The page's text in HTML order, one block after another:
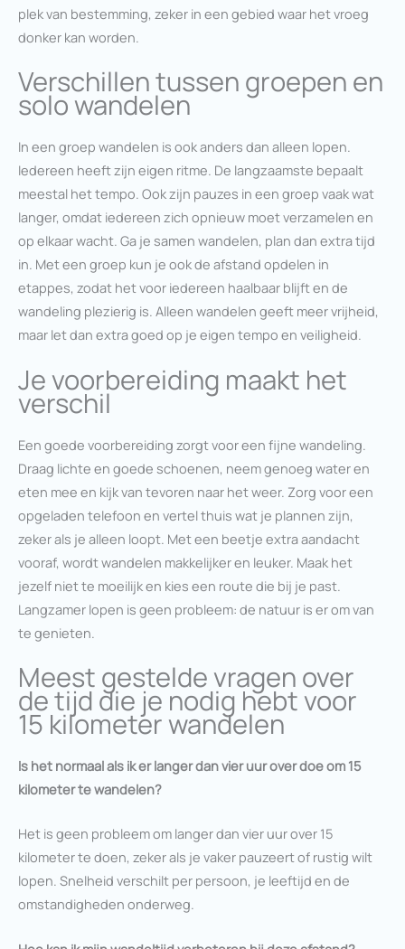
plek van bestemming, zeker in een gebied waar het vroeg
donker kan worden.
Verschillen tussen groepen en
solo wandelen
In een groep wandelen is ook anders dan alleen lopen.
Iedereen heeft zijn eigen ritme. De langzaamste bepaalt
meestal het tempo. Ook zijn pauzes in een groep vaak wat
langer, omdat iedereen zich opnieuw moet verzamelen en
op elkaar wacht. Ga je samen wandelen, plan dan extra tijd
in. Met een groep kun je ook de afstand opdelen in
etappes, zodat het voor iedereen haalbaar blijft en de
wandeling plezierig is. Alleen wandelen geeft meer vrijheid,
maar let dan extra goed op je eigen tempo en veiligheid.
Je voorbereiding maakt het
verschil
Een goede voorbereiding zorgt voor een fijne wandeling.
Draag lichte en goede schoenen, neem genoeg water en
eten mee en kijk van tevoren naar het weer. Zorg voor een
opgeladen telefoon en vertel thuis wat je plannen zijn,
zeker als je alleen loopt. Met een beetje extra aandacht
vooraf, wordt wandelen makkelijker en leuker. Maak het
jezelf niet te moeilijk en kies een route die bij je past.
Langzamer lopen is geen probleem: de natuur is er om van
te genieten.
Meest gestelde vragen over
de tijd die je nodig hebt voor
15 kilometer wandelen
Is het normaal als ik er langer dan vier uur over doe om 15
kilometer te wandelen?
Het is geen probleem om langer dan vier uur over 15
kilometer te doen, zeker als je vaker pauzeert of rustig wilt
lopen. Snelheid verschilt per persoon, je leeftijd en de
omstandigheden onderweg.